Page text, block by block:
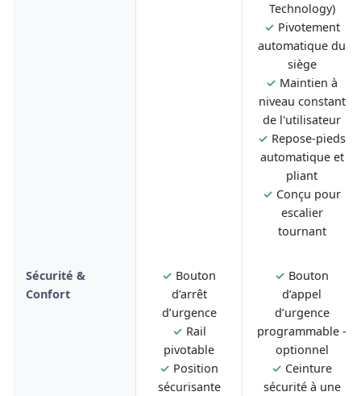
Technology)
✓ Pivotement
automatique du
siège
✓ Maintien à
niveau constant
de l'utilisateur
✓ Repose-pieds
automatique et
pliant
✓ Conçu pour
escalier
tournant
Sécurité &
Confort
✓ Bouton
d’arrêt
d’urgence
✓ Rail
pivotable
✓ Position
sécurisante
✓ Bouton
d’appel
d’urgence
programmable -
optionnel
✓ Ceinture
sécurité à une